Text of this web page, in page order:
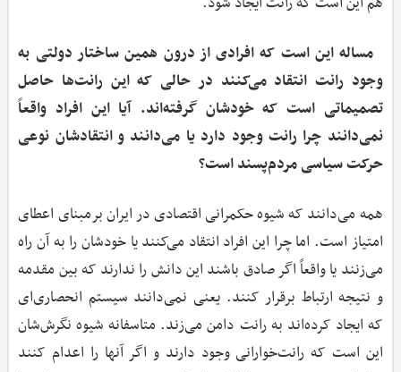
مساله این است که افرادی از درون همین ساختار دولتی به
وجود رانت انتقاد می‌کنند در حالی که این رانت‌ها حاصل
تصمیماتی است که خودشان گرفته‌اند. آیا این افراد واقعاً
نمی‌دانند چرا رانت وجود دارد یا می‌دانند و انتقادشان نوعی
حرکت سیاسی مردم‌پسند است؟
همه می‌دانند که شیوه حکمرانی اقتصادی در ایران برمبنای اعطای
امتیاز است. اما چرا این افراد انتقاد می‌کنند یا خودشان را به آن راه
می‌زنند یا واقعاً اگر صادق باشند این دانش را ندارند که بین مقدمه
و نتیجه ارتباط برقرار کنند. یعنی نمی‌دانند سیستم انحصاری‌ای
که ایجاد کرده‌اند به رانت دامن می‌زند. متاسفانه شیوه نگرش‌شان
این است که رانت‌خوارانی وجود دارند و اگر آنها را اعدام کنند